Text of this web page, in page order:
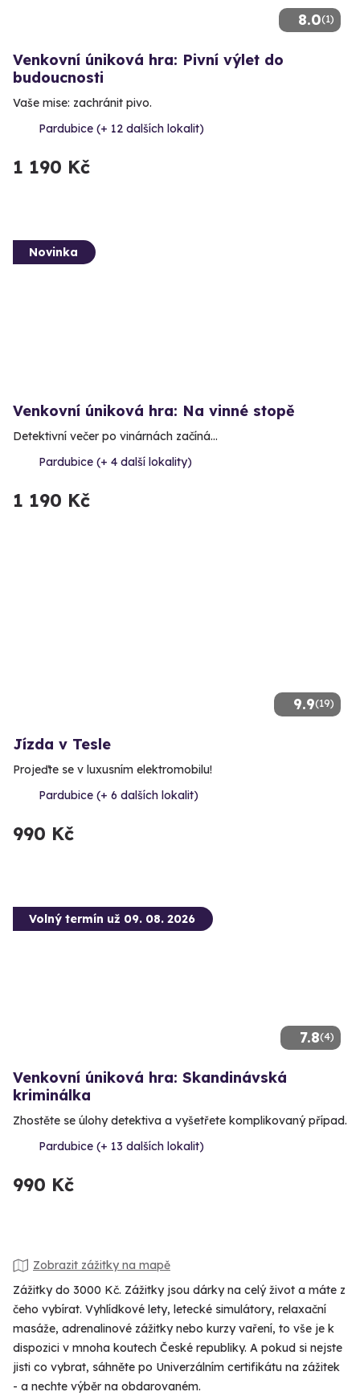
8.0(1)
Venkovní úniková hra: Pivní výlet do
budoucnosti
Vaše mise: zachránit pivo.
Pardubice (+ 12 dalších lokalit)
1 190 Kč
Novinka
Venkovní úniková hra: Na vinné stopě
Detektivní večer po vinárnách začíná…
Pardubice (+ 4 další lokality)
1 190 Kč
9.9(19)
Jízda v Tesle
Projeďte se v luxusním elektromobilu!
Pardubice (+ 6 dalších lokalit)
990 Kč
7.8(4)
Volný termín už 09. 08. 2026
Venkovní úniková hra: Skandinávská
kriminálka
Zhostěte se úlohy detektiva a vyšetřete komplikovaný případ.
Pardubice (+ 13 dalších lokalit)
990 Kč
Zobrazit zážitky na mapě
Zážitky do 3000 Kč. Zážitky jsou dárky na celý život a máte z
čeho vybírat. Vyhlídkové lety, letecké simulátory, relaxační
masáže, adrenalinové zážitky nebo kurzy vaření, to vše je k
dispozici v mnoha koutech České republiky. A pokud si nejste
jisti co vybrat, sáhněte po Univerzálním certifikátu na zážitek
- a nechte výběr na obdarovaném.